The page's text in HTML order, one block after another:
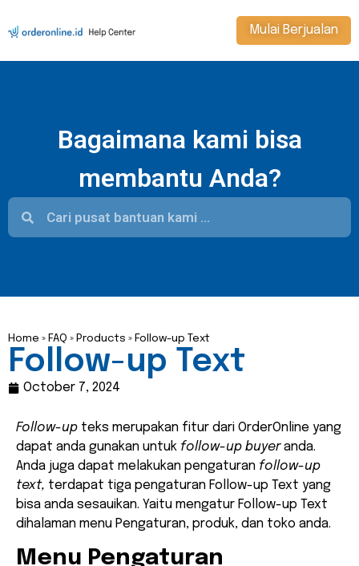
Mulai Berjualan
Bagaimana kami bisa
membantu Anda?
Home » FAQ » Products » Follow-up Text
Follow-up Text
October 7, 2024
Follow-up teks merupakan fitur dari OrderOnline yang
dapat anda gunakan untuk follow-up buyeranda.
Anda juga dapat melakukan pengaturan follow-up
text, terdapat tiga pengaturan Follow-up Text yang
bisa anda sesauikan. Yaitu mengatur Follow-up Text
dihalaman menu Pengaturan, produk, dan toko anda.
Menu Pengaturan